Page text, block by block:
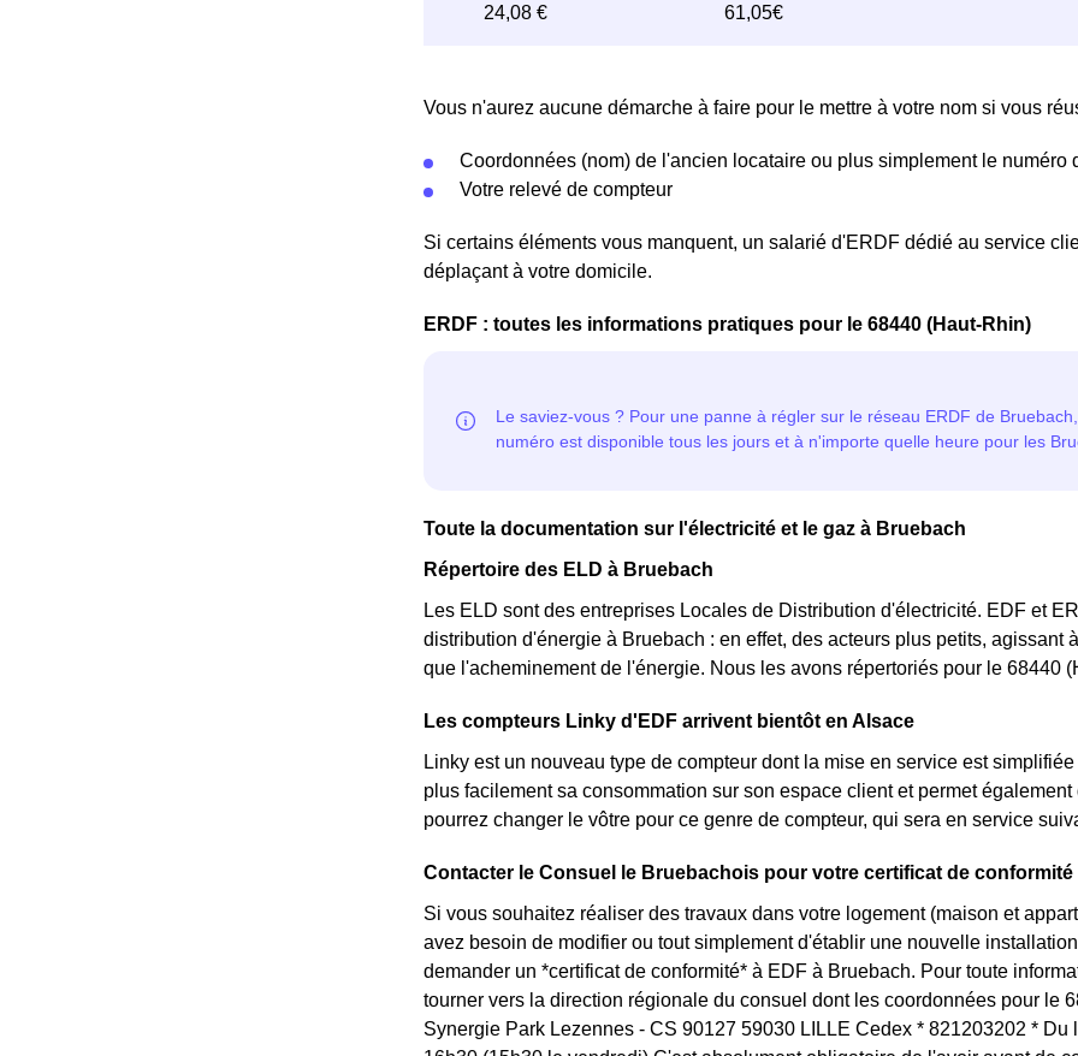
Vous n'aurez aucune démarche à faire pour le mettre à votre nom si vous
Coordonnées (nom) de l'ancien locataire ou plus simplement le numéro
Votre relevé de compteur
Si certains éléments vous manquent, un salarié d'ERDF dédié au service
déplaçant à votre domicile.
ERDF : toutes les informations pratiques pour le 68440 (Haut-Rhin)
Toute la documentation sur l'électricité et le gaz à Bruebach
Répertoire des ELD à Bruebach
Les ELD sont des entreprises Locales de Distribution d'électricité. EDF et
distribution d'énergie à Bruebach : en effet, des acteurs plus petits,
que l'acheminement de l'énergie. Nous les avons répertoriés pour le 68440
Les compteurs Linky d'EDF arrivent bientôt en Alsace
Linky est un nouveau type de compteur dont la mise en service est
plus facilement sa consommation sur son espace client et permet
pourrez changer le vôtre pour ce genre de compteur, qui sera en service
Contacter le Consuel le Bruebachois pour votre certificat de conformité
Si vous souhaitez réaliser des travaux dans votre logement (maison et
avez besoin de modifier ou tout simplement d'établir une nouvelle
demander un *certificat de conformité* à EDF à Bruebach. Pour toute
tourner vers la direction régionale du consuel dont les coordonnées pour le
Synergie Park Lezennes - CS 90127 59030 LILLE Cedex * 821203202 *